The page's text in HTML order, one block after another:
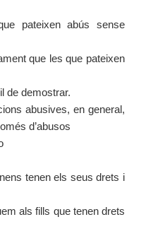
pateixen abús sense
que les que pateixen
de demostrar.
abusives, en general,
d’abusos
tenen els seus drets i
als fills que tenen drets